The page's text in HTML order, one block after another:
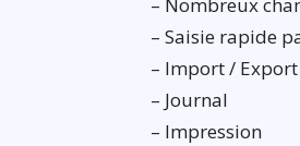
– Saisie rapide
– Import /
– Journal
– Impression